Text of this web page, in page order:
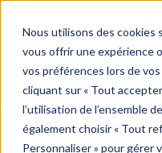
Nous utilisons des cookies
vous offrir une expérience
vos préférences lors de
cliquant sur « Tout
l’utilisation de l’ensemble
également choisir « Tout
Personnaliser » pour gérer
menu